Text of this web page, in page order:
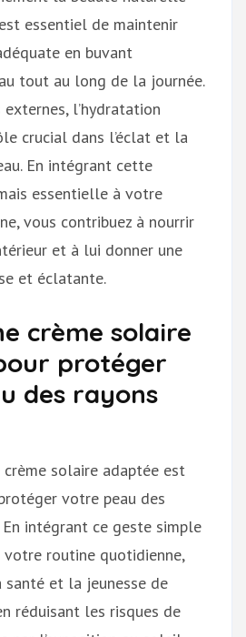
essentiel de maintenir
en buvant
tout au long de la journée.
l’hydratation
crucial dans l’éclat et la
En intégrant cette
essentielle à votre
vous contribuez à nourrir
et à lui donner une
et éclatante.
crème solaire
protéger
des rayons
crème solaire adaptée est
votre peau des
En intégrant ce geste simple
votre routine quotidienne,
santé et la jeunesse de
réduisant les risques de